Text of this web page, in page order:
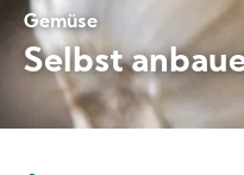
Gemüse
Selbst